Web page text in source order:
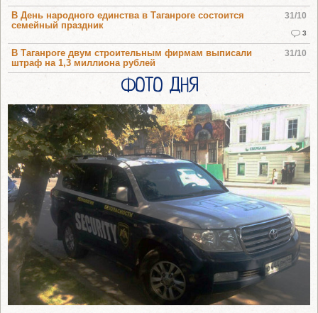
31/10
3
В День народного единства в Таганроге состоится
семейный праздник
31/10
В Таганроге двум строительным фирмам выписали
штраф на 1,3 миллиона рублей
ФОТО ДНЯ